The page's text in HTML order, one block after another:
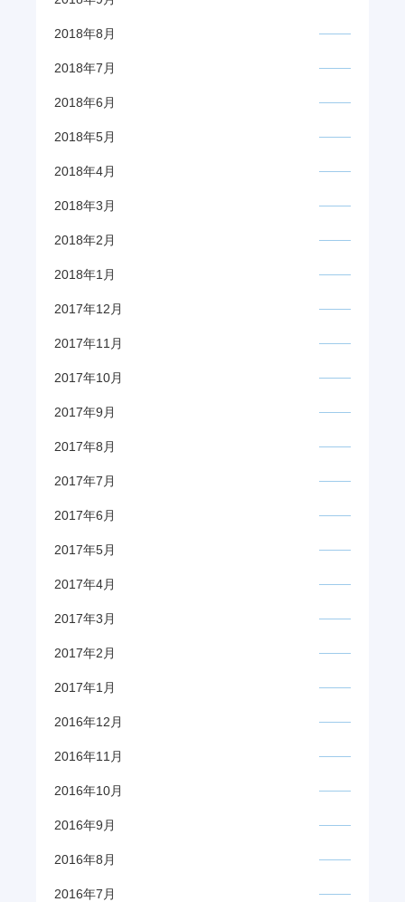
2018年8月
2018年7月
2018年6月
2018年5月
2018年4月
2018年3月
2018年2月
2018年1月
2017年12月
2017年11月
2017年10月
2017年9月
2017年8月
2017年7月
2017年6月
2017年5月
2017年4月
2017年3月
2017年2月
2017年1月
2016年12月
2016年11月
2016年10月
2016年9月
2016年8月
2016年7月